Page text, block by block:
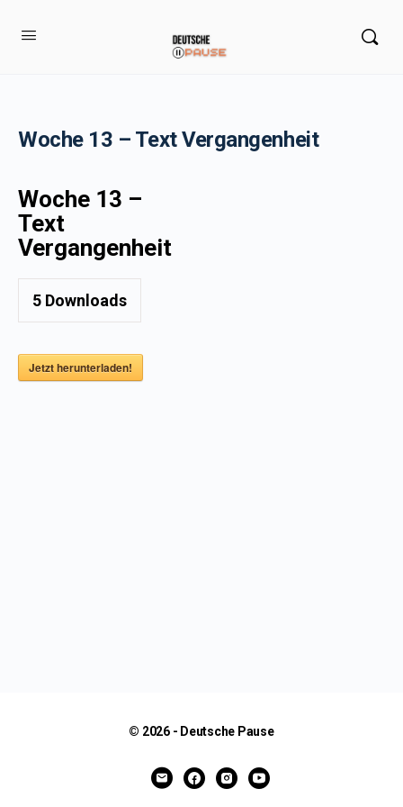
Woche 13 – Text Vergangenheit
Woche 13 –
Text
Vergangenheit
5 Downloads
Jetzt herunterladen!
© 2026 - Deutsche Pause